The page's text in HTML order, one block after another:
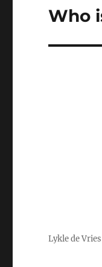
Next
Who
Lykle de Vries